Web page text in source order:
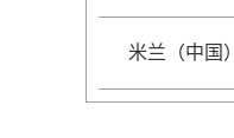
米兰（中国）